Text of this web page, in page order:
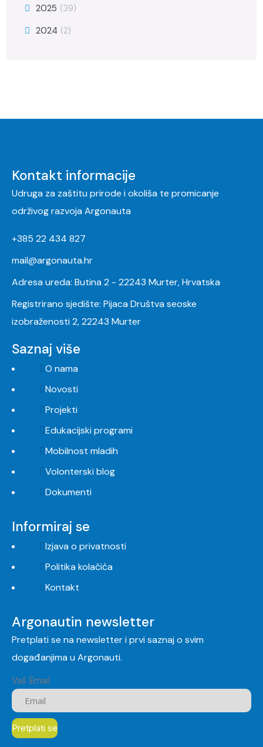
2025 (39)
2024 (2)
Kontakt informacije
Udruga za zaštitu prirode i okoliša te promicanje
održivog razvoja Argonauta
+385 22 434 827
mail@argonauta.hr
Adresa ureda: Butina 2 - 22243 Murter, Hrvatska
Registrirano sjedište: Pijaca Društva seoske
izobraženosti 2, 22243 Murter
Saznaj više
O nama
Novosti
Projekti
Edukacijski programi
Mobilnost mladih
Volonterski blog
Dokumenti
Informiraj se
Izjava o privatnosti
Politika kolačića
Kontakt
Argonautin newsletter
Pretplati se na newsletter i prvi saznaj o svim
događanjima u Argonauti.
Vaš Email